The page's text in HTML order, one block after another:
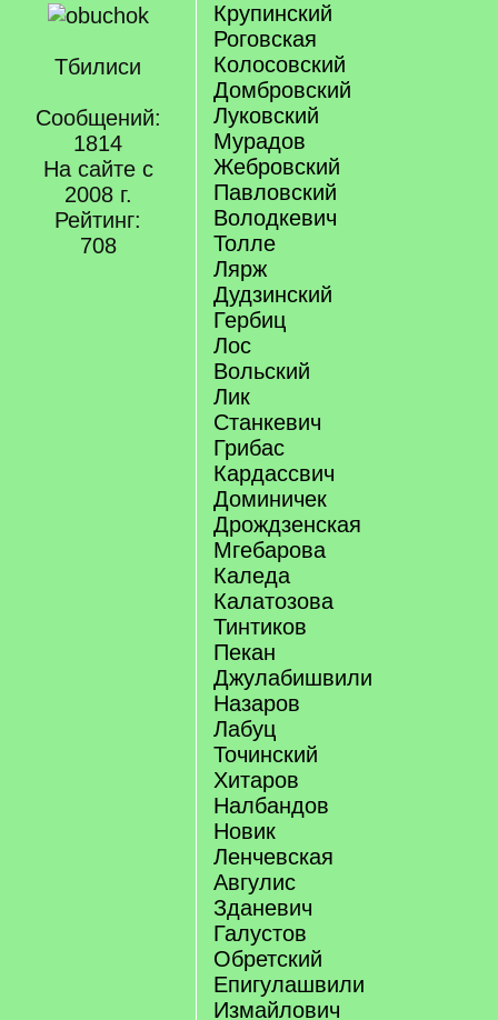
Тбилиси
Сообщений:
1814
На сайте с
2008 г.
Рейтинг:
708
Крупинский
Роговская
Колосовский
Домбровский
Луковский
Мурадов
Жебровский
Павловский
Володкевич
Толле
Лярж
Дудзинский
Гербиц
Лос
Вольский
Лик
Станкевич
Грибас
Кардассвич
Доминичек
Дрождзенская
Мгебарова
Каледа
Калатозова
Тинтиков
Пекан
Джулабишвили
Назаров
Лабуц
Точинский
Хитаров
Налбандов
Новик
Ленчевская
Авгулис
Зданевич
Галустов
Обретский
Епигулашвили
Измайлович